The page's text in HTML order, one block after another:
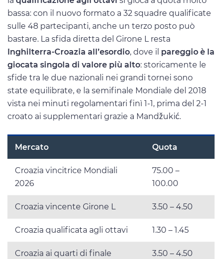
bassa: con il nuovo formato a 32 squadre qualificate
sulle 48 partecipanti, anche un terzo posto può
bastare. La sfida diretta del Girone L resta
Inghilterra-Croazia all’esordio, dove il pareggio è la
giocata singola di valore più alto: storicamente le
sfide tra le due nazionali nei grandi tornei sono
state equilibrate, e la semifinale Mondiale del 2018
vista nei minuti regolamentari finì 1-1, prima del 2-1
croato ai supplementari grazie a Mandžukić.
Mercato Quota
Croazia vincitrice Mondiali
2026
75.00 –
100.00
Croazia vincente Girone L 3.50 – 4.50
Croazia qualificata agli ottavi 1.30 – 1.45
Croazia ai quarti di finale 3.50 – 4.50